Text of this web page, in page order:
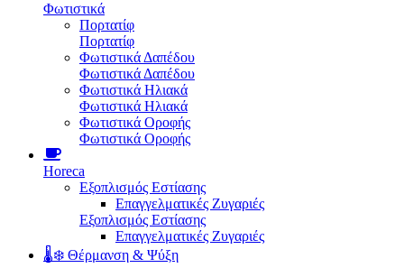
Φωτιστικά
Πορτατίφ
Πορτατίφ
Φωτιστικά Δαπέδου
Φωτιστικά Δαπέδου
Φωτιστικά Ηλιακά
Φωτιστικά Ηλιακά
Φωτιστικά Οροφής
Φωτιστικά Οροφής
Horeca
Εξοπλισμός Εστίασης
Επαγγελματικές Ζυγαριές
Εξοπλισμός Εστίασης
Επαγγελματικές Ζυγαριές
🌡️❄️ Θέρμανση & Ψύξη